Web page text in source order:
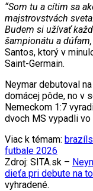
“Som tu a cítim sa
majstrovstvách
Budem si užívať
šampionátu a
Santos, ktorý v
Saint-Germain.
Neymar debutoval
domácej pôde, no v
Nemeckom 1:7
dvoch MS vypadli
Viac k témam:
futbale 2026
Zdroj: SITA.sk –
dieťa pri debute na
vyhradené.